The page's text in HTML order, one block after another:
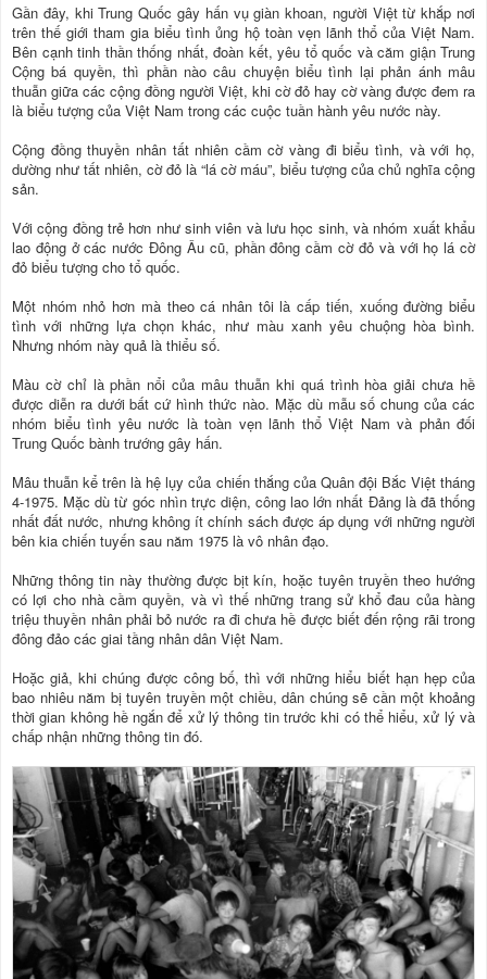
Gần đây, khi Trung Quốc gây hấn vụ giàn khoan, người Việt từ khắp nơi
trên thế giới tham gia biểu tình ủng hộ toàn vẹn lãnh thổ của Việt Nam.
Bên cạnh tinh thần thống nhất, đoàn kết, yêu tổ quốc và căm giận Trung
Cộng bá quyền, thì phần nào câu chuyện biểu tình lại phản ánh mâu
thuẫn giữa các cộng đồng người Việt, khi cờ đỏ hay cờ vàng được đem ra
là biểu tượng của Việt Nam trong các cuộc tuần hành yêu nước này.
Cộng đồng thuyền nhân tất nhiên cầm cờ vàng đi biểu tình, và với họ,
dường như tất nhiên, cờ đỏ là “lá cờ máu”, biểu tượng của chủ nghĩa cộng
sản.
Với cộng đồng trẻ hơn như sinh viên và lưu học sinh, và nhóm xuất khẩu
lao động ở các nước Đông Âu cũ, phần đông cầm cờ đỏ và với họ lá cờ
đỏ biểu tượng cho tổ quốc.
Một nhóm nhỏ hơn mà theo cá nhân tôi là cấp tiến, xuống đường biểu
tình với những lựa chọn khác, như màu xanh yêu chuộng hòa bình.
Nhưng nhóm này quả là thiểu số.
Màu cờ chỉ là phần nổi của mâu thuẫn khi quá trình hòa giải chưa hề
được diễn ra dưới bất cứ hình thức nào. Mặc dù mẫu số chung của các
nhóm biểu tình yêu nước là toàn vẹn lãnh thổ Việt Nam và phản đối
Trung Quốc bành trướng gây hấn.
Mâu thuẫn kể trên là hệ lụy của chiến thắng của Quân đội Bắc Việt tháng
4-1975. Mặc dù từ góc nhìn trực diện, công lao lớn nhất Đảng là đã thống
nhất đất nước, nhưng không ít chính sách được áp dụng với những người
bên kia chiến tuyến sau năm 1975 là vô nhân đạo.
Những thông tin này thường được bịt kín, hoặc tuyên truyền theo hướng
có lợi cho nhà cầm quyền, và vì thế những trang sử khổ đau của hàng
triệu thuyền nhân phải bỏ nước ra đi chưa hề được biết đến rộng rãi trong
đông đảo các giai tầng nhân dân Việt Nam.
Hoặc giả, khi chúng được công bố, thì với những hiểu biết hạn hẹp của
bao nhiêu năm bị tuyên truyền một chiều, dân chúng sẽ cần một khoảng
thời gian không hề ngắn để xử lý thông tin trước khi có thể hiểu, xử lý và
chấp nhận những thông tin đó.